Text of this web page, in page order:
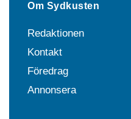
Om Sydkusten
Redaktionen
Kontakt
Föredrag
Annonsera